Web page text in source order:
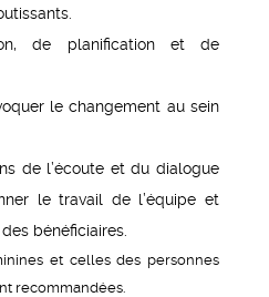
de planification et de
le changement au sein
de l’écoute et du dialogue
le travail de l’équipe et
bénéficiaires.
et celles des personnes
recommandées.